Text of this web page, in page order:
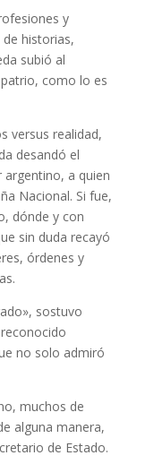
y
historias,
subió al
como lo es
versus realidad,
desandó el
a quien
Nacional. Si fue,
dónde y con
sin duda recayó
órdenes y
sostuvo
no solo admiró
muchos de
alguna manera,
de Estado.